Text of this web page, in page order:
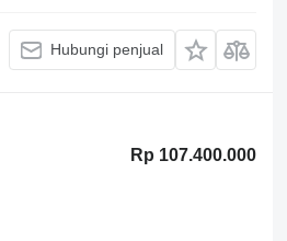
Hubungi penjual
Rp 107.400.000